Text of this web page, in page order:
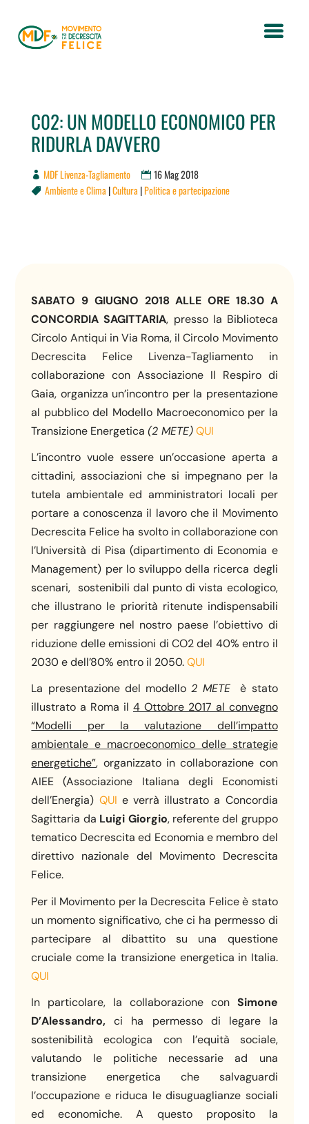
C02: UN MODELLO ECONOMICO PER
RIDURLA DAVVERO
MDF Livenza-Tagliamento 16 Mag 2018
 Ambiente e Clima |Cultura |Politica e partecipazione
SABATO 9 GIUGNO 2018 ALLE ORE 18.30 A
CONCORDIA SAGITTARIA, presso la Biblioteca
Circolo Antiqui in Via Roma, il Circolo Movimento
Decrescita Felice Livenza-Tagliamento in
collaborazione con Associazione Il Respiro di
Gaia, organizza un’incontro per la presentazione
al pubblico del Modello Macroeconomico per la
Transizione Energetica(2 METE) QUI
L’incontro vuole essere un’occasione aperta a
cittadini, associazioni che si impegnano per la
tutela ambientale ed amministratori locali per
portare a conoscenza il lavoro che il Movimento
Decrescita Felice ha svolto in collaborazione con
l’Università di Pisa (dipartimento di Economia e
Management) per lo sviluppo della ricerca degli
scenari, sostenibili dal punto di vista ecologico,
che illustrano le priorità ritenute indispensabili
per raggiungere nel nostro paese l’obiettivo di
riduzione delle emissioni di CO2 del 40% entro il
2030 e dell’80% entro il 2050.QUI
La presentazione del modello 2 METE è stato
illustrato a Roma il 4 Ottobre 2017 al convegno
“Modelli per la valutazione dell’impatto
ambientale e macroeconomico delle strategie
energetiche”, organizzato in collaborazione con
AIEE (Associazione Italiana degli Economisti
dell’Energia) QUI e verrà illustrato a Concordia
Sagittaria da Luigi Giorgio, referente del gruppo
tematico Decrescita ed Economia e membro del
direttivo nazionale del Movimento Decrescita
Felice.
Per il Movimento per la Decrescita Felice è stato
un momento significativo, che ci ha permesso di
partecipare al dibattito su una questione
cruciale come la transizione energetica in Italia.
QUI
In particolare, la collaborazione con Simone
D’Alessandro, ci ha permesso di legare la
sostenibilità ecologica con l’equità sociale,
valutando le politiche necessarie ad una
transizione energetica che salvaguardi
l’occupazione e riduca le disuguaglianze sociali
ed economiche. A questo proposito la